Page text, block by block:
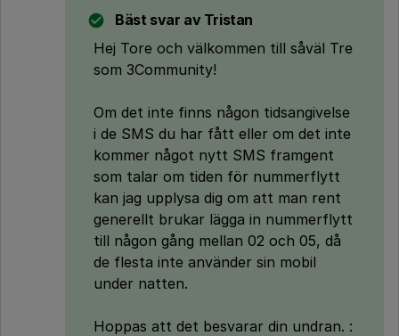
Bäst svar av Tristan
Hej Tore och välkommen till såväl Tre
som 3Community!
Om det inte finns någon tidsangivelse
i de SMS du har fått eller om det inte
kommer något nytt SMS framgent
som talar om tiden för nummerflytt
kan jag upplysa dig om att man rent
generellt brukar lägga in nummerflytt
till någon gång mellan 02 och 05, då
de flesta inte använder sin mobil
under natten.
Hoppas att det besvarar din undran. :